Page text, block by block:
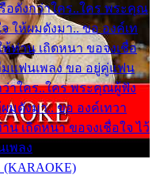
อดังกว่าใคร..ใคร พระคุณ
ให้ผมดังมา.. ขอ องค์เท
ท่าน เถิดหนา ขอจงเชื่อ
มแฟนเพลง ขอ อยู่คู่แฟน
ว่าใคร..ใคร พระคุณผู้ฟัง
มดังมา.. ขอ องค์เทวา
เถิดหนา ขอจงเชื่อใจ ไว้
พลง
(KARAOKE)